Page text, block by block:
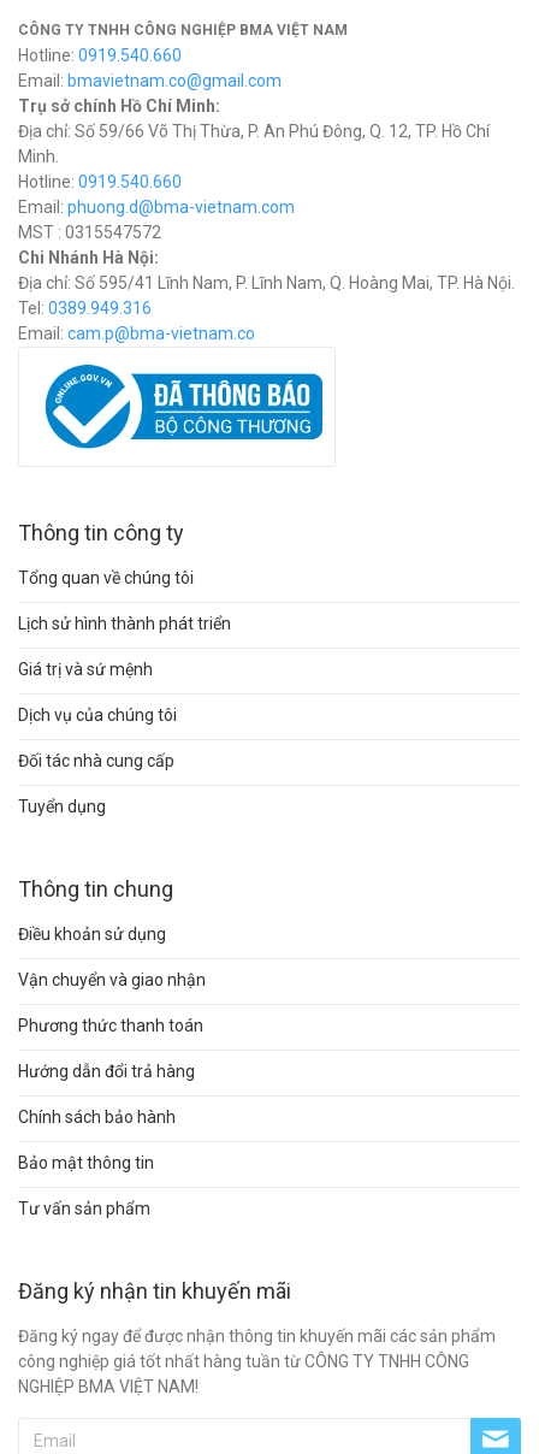
CÔNG TY TNHH CÔNG NGHIỆP BMA VIỆT NAM
Hotline: 0919.540.660
Email: bmavietnam.co@gmail.com
Trụ sở chính Hồ Chí Minh:
Địa chỉ: Số 59/66 Võ Thị Thừa, P. An Phú Đông, Q. 12, TP. Hồ Chí
Minh.
Hotline: 0919.540.660
Email: phuong.d@bma-vietnam.com
MST : 0315547572
Chi Nhánh Hà Nội:
Địa chỉ: Số 595/41 Lĩnh Nam, P. Lĩnh Nam, Q. Hoàng Mai, TP. Hà Nội.
Tel: 0389.949.316
Email: cam.p@bma-vietnam.co
Thông tin công ty
Tổng quan về chúng tôi
Lịch sử hình thành phát triển
Giá trị và sứ mệnh
Dịch vụ của chúng tôi
Đối tác nhà cung cấp
Tuyển dụng
Thông tin chung
Điều khoản sử dụng
Vận chuyển và giao nhận
Phương thức thanh toán
Hướng dẫn đổi trả hàng
Chính sách bảo hành
Bảo mật thông tin
Tư vấn sản phẩm
Đăng ký nhận tin khuyến mãi
Đăng ký ngay để được nhận thông tin khuyến mãi các sản phẩm
công nghiệp giá tốt nhất hàng tuần từ CÔNG TY TNHH CÔNG
NGHIỆP BMA VIỆT NAM!